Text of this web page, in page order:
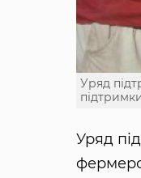
Уряд
Уряд